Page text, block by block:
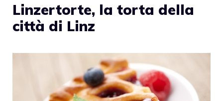
Linzertorte, la torta della
città di Linz